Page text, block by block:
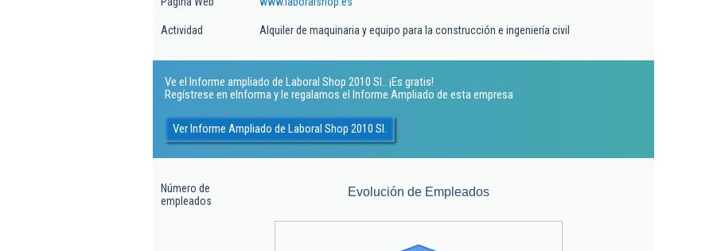
Actividad Alquiler de maquinaria y equipo para la construcción e ingeniería civil
Ve el Informe ampliado de Laboral Shop 2010 Sl.. ¡Es gratis!
Regístrese en eInforma y le regalamos el Informe Ampliado de esta empresa
Ver Informe Ampliado de Laboral Shop 2010 Sl.
Número de
empleados
Evolución de Empleados